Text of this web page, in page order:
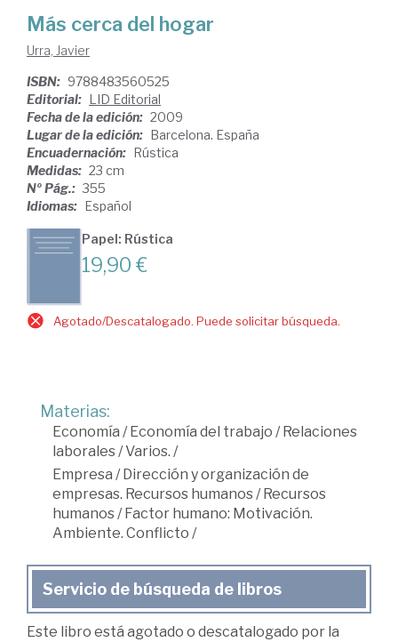
Más cerca del hogar
Urra, Javier
ISBN: 9788483560525
Editorial: LID Editorial
Fecha de la edición: 2009
Lugar de la edición: Barcelona. España
Encuadernación: Rústica
Medidas: 23 cm
Nº Pág.: 355
Idiomas: Español
Papel: Rústica
19,90 €
Agotado/Descatalogado. Puede solicitar búsqueda.
Materias:
Economía /Economía del trabajo /Relaciones
laborales/Varios. /
Empresa /Dirección y organización de
empresas. Recursos humanos/Recursos
humanos/Factor humano: Motivación.
Ambiente. Conflicto /
Servicio de búsqueda de libros
Este libro está agotado o descatalogado por la